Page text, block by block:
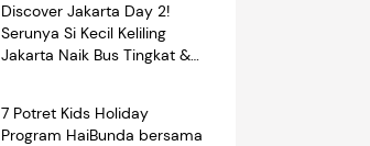
Discover Jakarta Day 2!
Serunya Si Kecil Keliling
Jakarta Naik Bus Tingkat &
7 Potret Kids Holiday
Program HaiBunda bersama